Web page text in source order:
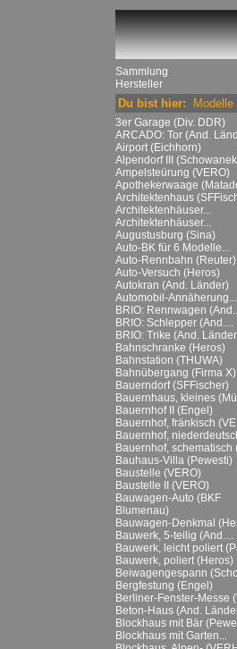
Sammlung
Hersteller
Du bist hier:
3er Garage (Div. DDR)
ARCADO: Tor (And.
Airport (Eichhorn)
Alpendorf III
Ampelsteürung (VERO)
Apothekerwaage
Architektenhaus
Architektenhäuser...
Architektenhäuser...
Augustusburg (Sina)
Auto-BK für 6 Modelle...
Auto-Rennbahn (Reuter)
Auto-Versuch (Heros)
Autokran (And. Länder)
Automobil-Annäherung...
BRIO: Rennwagen
BRIO: Schlepper (And....
BRIO: Trike (And.
Bahnschranke (Heros)
Bahnstation (THUWA)
Bahnübergang (Firma X)
Bauerndorf (SFFischer)
Bauernhaus, kleines
Bauernhof II (Engel)
Bauernhof, fränkisch
Bauernhof,
Bauernhof, schematisch
Bauhaus-Villa (Pewesti)
Baustelle (VERO)
Baustelle II (VERO)
Bauwagen-Auto (BKF
Blumenau)
Bauwagen-Denkmal
Bauwerk, 5-teilig (And....
Bauwerk, leicht poliert
Bauwerk, poliert (Heros)
Beiwagengespann
Bergfestung (Engel)
Berliner-Fenster-Messe
Beton-Haus (And.
Blockhaus mit Bär
Blockhaus mit Garten...